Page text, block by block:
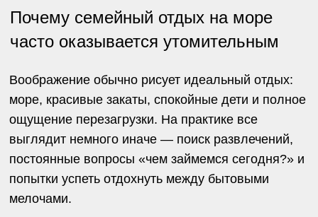
При выборе где отдохнуть с детьми у моря важно
обращать внимание не только на номерной фонд
или расстояние до пляжа. Главная особенность
такого формата — в том, как организован сам
Как выбрать семейный отель с
готовыми сценариями отдыха